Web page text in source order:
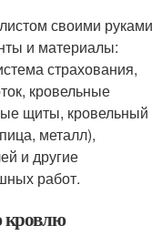
своими руками
и материалы:
страхования,
кровельные
щиты, кровельный
металл),
и другие
работ.
кровлю